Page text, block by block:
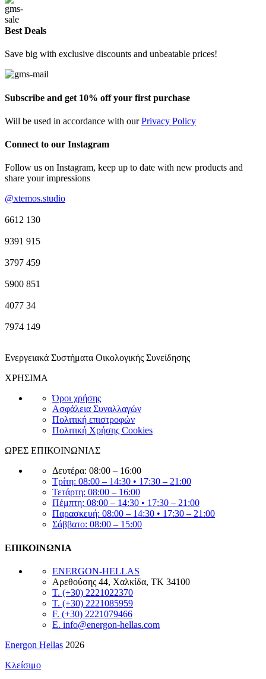
Best Deals
Save big with exclusive discounts and unbeatable prices!
Subscribe and get 10% off your first purchase
Will be used in accordance with ourPrivacy Policy
Connect to our Instagram
Follow us on Instagram, keep up to date with new products and
share your impressions
@xtemos.studio
6612 130
9391 915
3797 459
5900 851
4077 34
7974 149
Ενεργειακά Συστήματα Οικολογικής Συνείδησης
ΧΡΗΣΙΜΑ
Όροι χρήσης
Ασφάλεια Συναλλαγών
Πολιτική επιστροφών
Πολιτική Χρήσης Cookies
ΩΡΕΣ ΕΠΙΚΟΙΝΩΝΙΑΣ
Δευτέρα: 08:00 – 16:00
Τρίτη: 08:00 – 14:30 • 17:30 – 21:00
Τετάρτη: 08:00 – 16:00
Πέμπτη: 08:00 – 14:30 • 17:30 – 21:00
Παρασκευή: 08:00 – 14:30 • 17:30 – 21:00
Σάββατο: 08:00 – 15:00
ΕΠΙΚΟΙΝΩΝΙΑ
ENERGON-HELLAS
Αρεθούσης 44, Χαλκίδα, ΤΚ 34100
T. (+30) 2221022370
T. (+30) 2221085959
F. (+30) 2221079466
E. info@energon-hellas.com
Energon Hellas 2026
Κλείσιμο